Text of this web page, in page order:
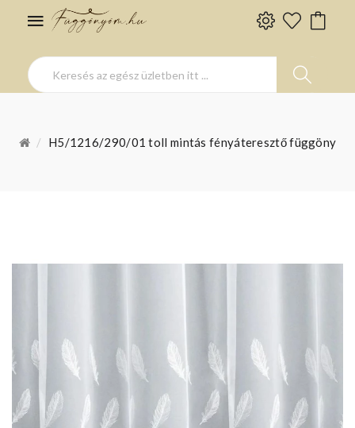
H5/1216/290/01 toll mintás fényáteresztő függöny